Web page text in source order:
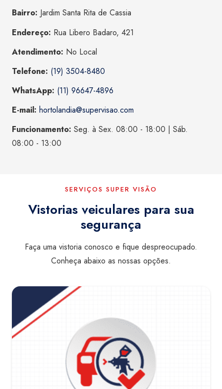
Bairro: Jardim Santa Rita de Cassia
Endereço: Rua Libero Badaro, 421
Atendimento: No Local
Telefone: (19) 3504-8480
WhatsApp: (11) 96647-4896
E-mail: hortolandia@supervisao.com
Funcionamento: Seg. à Sex. 08:00 - 18:00 | Sáb.
08:00 - 13:00
SERVIÇOS SUPER VISÃO
Vistorias veiculares para sua
segurança
Faça uma vistoria conosco e fique despreocupado.
Conheça abaixo as nossas opções.